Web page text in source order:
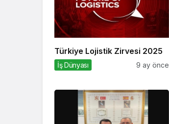
Türkiye Lojistik Zirvesi 2025
İş Dünyası 9 ay önce